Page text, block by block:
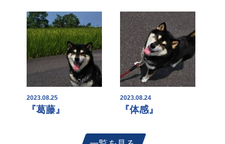
2023.08.25
『葛藤』
2023.08.24
『体感』